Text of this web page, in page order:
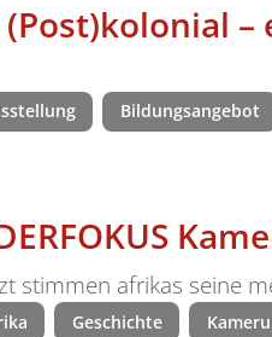
(Post)kolonial
Bildungsangebot
stimmen afrikas seine
Geschichte